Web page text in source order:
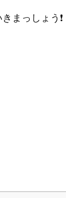
まっしょう❗️